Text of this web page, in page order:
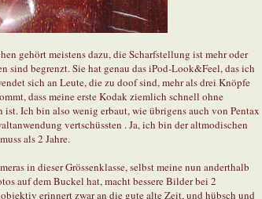
gehört meistens dazu, die Scharfstellung ist mehr oder
begrenzt. Sie hat genau das iPod-Look&Feel, das ich
sich an Leute, die zu doof sind, mehr als drei Knöpfe
dass meine erste Kodak ziemlich schnell ohne
Ich bin also wenig erbaut, wie übrigens auch von Pentax
vertschüssten . Ja, ich bin der altmodischen
als 2 Jahre.
in dieser Grössenklasse, selbst meine nun anderthalb
auf dem Buckel hat, macht bessere Bilder bei 2
erinnert zwar an die gute alte Zeit, und hübsch und